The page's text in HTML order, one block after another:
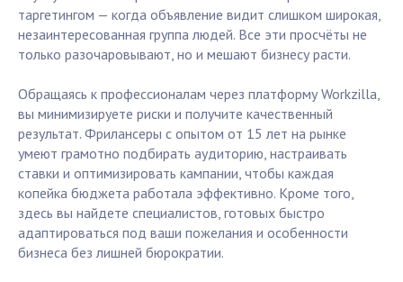
таргетингом — когда объявление видит слишком широкая,
незаинтересованная группа людей. Все эти просчёты не
только разочаровывают, но и мешают бизнесу расти.
Обращаясь к профессионалам через платформу Workzilla,
вы минимизируете риски и получите качественный
результат. Фрилансеры с опытом от 15 лет на рынке
умеют грамотно подбирать аудиторию, настраивать
ставки и оптимизировать кампании, чтобы каждая
копейка бюджета работала эффективно. Кроме того,
здесь вы найдете специалистов, готовых быстро
адаптироваться под ваши пожелания и особенности
бизнеса без лишней бюрократии.